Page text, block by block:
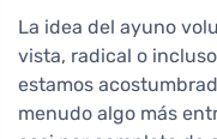
La idea del ayuno
vista, radical o
estamos
menudo algo más